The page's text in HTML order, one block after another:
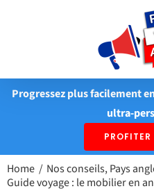
Progressez plus facilement
ultra-
PROFITER
Home Nos conseils Pays
Guide voyage : le mobilier en